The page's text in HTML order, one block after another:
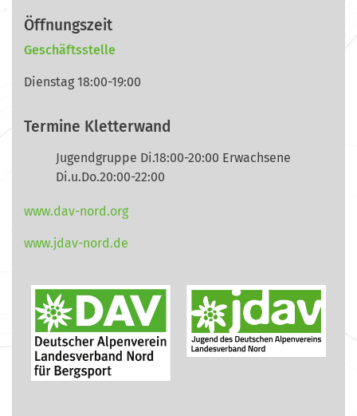
Öffnungszeit
Geschäftsstelle
Dienstag 18:00-19:00
Termine Kletterwand
Jugendgruppe Di.18:00-20:00 Erwachsene
Di.u.Do.20:00-22:00
www.dav-nord.org
www.jdav-nord.de